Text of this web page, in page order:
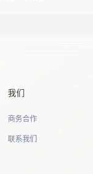
我们
商务合作
联系我们